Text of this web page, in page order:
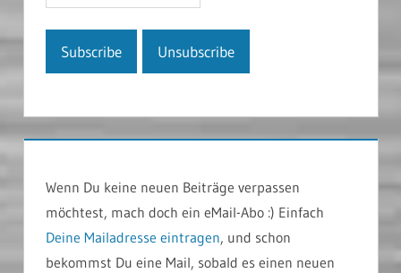
Wenn Du keine neuen Beiträge verpassen
möchtest, mach doch ein eMail-Abo :) Einfach
Deine Mailadresse eintragen, und schon
bekommst Du eine Mail, sobald es einen neuen